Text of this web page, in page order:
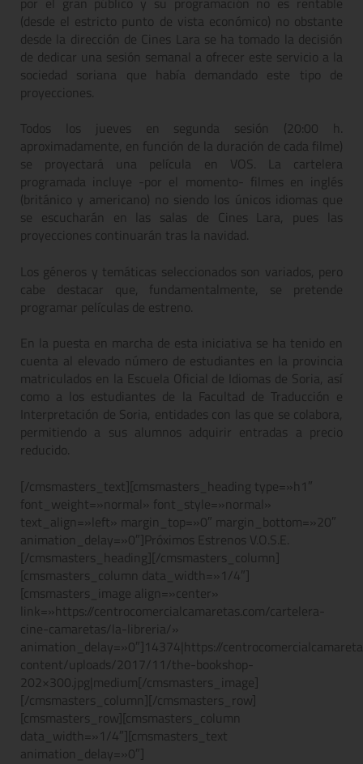
(desde el estricto punto de vista económico) no obstante
desde la dirección de Cines Lara se ha tomado la decisión
de dedicar una sesión semanal a ofrecer este servicio a la
sociedad soriana que había demandado este tipo de
proyecciones.
Todos los jueves en segunda sesión (20:00 h.
aproximadamente, en función de la duración de cada filme)
se proyectará una película en VOS. La cartelera
programada incluye -por el momento- filmes en inglés
(británico y americano) no siendo los únicos idiomas que
se escucharán en las salas de Cines Lara, pues las
proyecciones continuarán tras la navidad.
Los géneros y temáticas seleccionados son variados, pero
cabe destacar que, fundamentalmente, se pretende
programar películas de estreno.
En la puesta en marcha de esta iniciativa se ha tenido en
cuenta al elevado número de estudiantes en la provincia
matriculados en la Escuela Oficial de Idiomas de Soria, así
como a los estudiantes de la Facultad de Traducción e
Interpretación de Soria, entidades con las que se colabora,
permitiendo a sus alumnos adquirir entradas a precio
reducido.
[/cmsmasters_text][cmsmasters_heading type=»h1″
font_weight=»normal» font_style=»normal»
text_align=»left» margin_top=»0″ margin_bottom=»20″
animation_delay=»0″]Próximos Estrenos V.O.S.E.
[/cmsmasters_heading][/cmsmasters_column]
[cmsmasters_column data_width=»1/4″]
[cmsmasters_image align=»center»
link=»https://centrocomercialcamaretas.com/cartelera-
cine-camaretas/la-libreria/»
animation_delay=»0″]14374|https://
content/uploads/2017/11/the-bookshop-
202×300.jpg|medium[/cmsmasters_image]
[/cmsmasters_column][/cmsmasters_row]
[cmsmasters_row][cmsmasters_column
data_width=»1/4″][cmsmasters_text
animation_delay=»0″]